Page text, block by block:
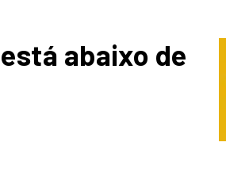
abaixo de